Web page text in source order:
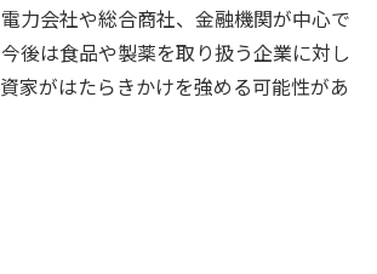
力会社や総合商社、金融機関が中心で
後は食品や製薬を取り扱う企業に対し
家がはたらきかけを強める可能性があ